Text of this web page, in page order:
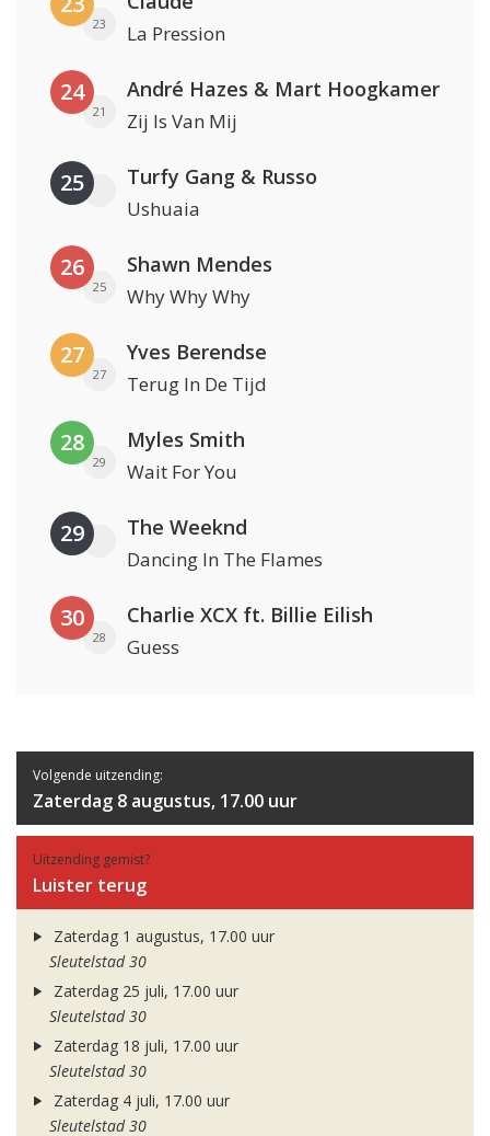
23 La Pression
24
21
André Hazes & Mart Hoogkamer
Zij Is Van Mij
25 Turfy Gang & Russo
Ushuaia
26
25
Shawn Mendes
Why Why Why
27
27
Yves Berendse
Terug In De Tijd
28
29
Myles Smith
Wait For You
29 The Weeknd
Dancing In The Flames
30
28
Charlie XCX ft. Billie Eilish
Guess
Volgende uitzending:
Zaterdag 8 augustus, 17.00 uur
Uitzending gemist?
Luister terug
Zaterdag 1 augustus, 17.00 uur
Sleutelstad 30
Zaterdag 25 juli, 17.00 uur
Sleutelstad 30
Zaterdag 18 juli, 17.00 uur
Sleutelstad 30
Zaterdag 4 juli, 17.00 uur
Sleutelstad 30